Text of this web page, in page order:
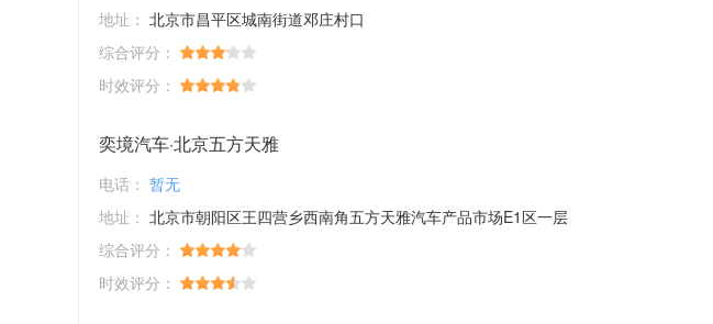
地址： 北京市昌平区城南街道邓庄村口
综合评分：
时效评分：
奕境汽车·北京五方天雅
电话： 暂无
地址： 北京市朝阳区王四营乡西南角五方天雅汽车产品市场E1区一层
综合评分：
时效评分：